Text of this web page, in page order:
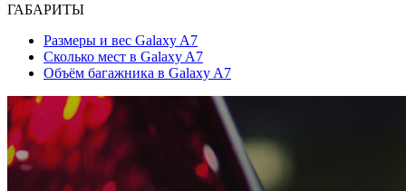
ГАБАРИТЫ
Размеры и вес Galaxy A7
Сколько мест в Galaxy A7
Объём багажника в Galaxy A7